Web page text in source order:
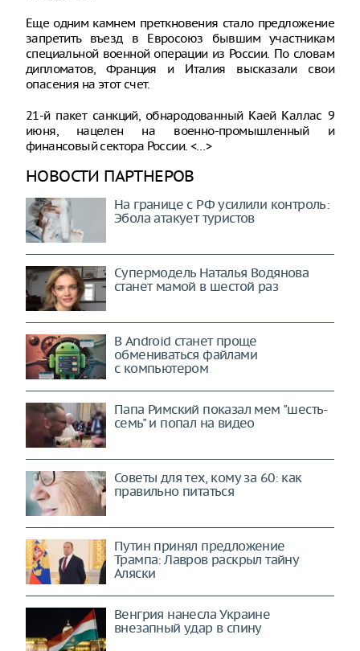
Еще одним камнем преткновения стало предложение
запретить въезд в Евросоюз бывшим участникам
специальной военной операции из России. По словам
дипломатов, Франция и Италия высказали свои
опасения на этот счет.
21-й пакет санкций, обнародованный Каей Каллас 9
июня, нацелен на военно-промышленный и
финансовый сектора России. <…>
НОВОСТИ ПАРТНЕРОВ
На границе с РФ усилили контроль:
Эбола атакует туристов
Супермодель Наталья Водянова
станет мамой в шестой раз
В Android станет проще
обмениваться файлами
с компьютером
Папа Римский показал мем "шесть-
семь" и попал на видео
Советы для тех, кому за 60: как
правильно питаться
Путин принял предложение
Трампа: Лавров раскрыл тайну
Аляски
Венгрия нанесла Украине
внезапный удар в спину